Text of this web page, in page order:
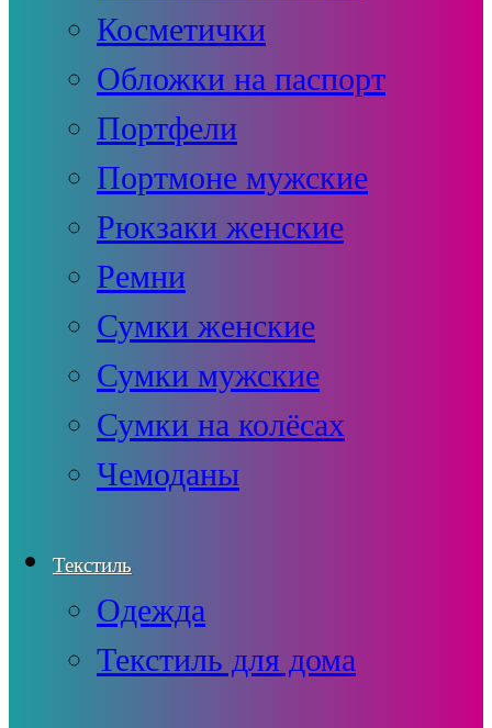
Косметички
Обложки на паспорт
Портфели
Портмоне мужские
Рюкзаки женские
Ремни
Сумки женские
Сумки мужские
Сумки на колёсах
Чемоданы
Текстиль
Одежда
Текстиль для дома